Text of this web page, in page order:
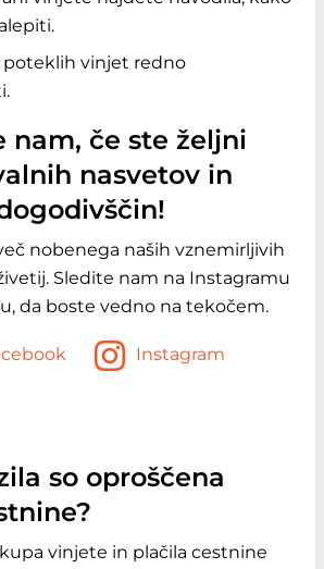
poteklih vinjet redno
nam, če ste željni
nasvetov in
nobenega naših vznemirljivih
Sledite nam na Instagramu
da boste vedno na tekočem.
Instagram
so oproščena
vinjete in plačila cestnine